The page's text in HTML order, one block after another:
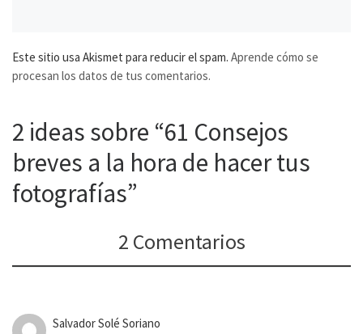
Este sitio usa Akismet para reducir el spam. Aprende cómo se
procesan los datos de tus comentarios.
2 ideas sobre “61 Consejos
breves a la hora de hacer tus
fotografías”
2 Comentarios
Salvador Solé Soriano